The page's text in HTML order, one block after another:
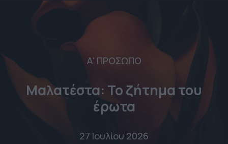
Α' ΠΡΟΣΩΠΟ
Μαλατέστα: Το ζήτημα του
έρωτα
27 Ιουλίου 2026